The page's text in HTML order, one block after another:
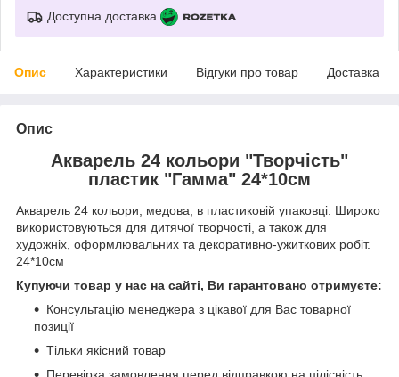
Доступна доставка
Опис Характеристики Відгуки про товар Доставка
Опис
Акварель 24 кольори "Творчість"
пластик "Гамма" 24*10см
Акварель 24 кольори, медова, в пластиковій упаковці. Широко
використовуються для дитячої творчості, а також для
художніх, оформлювальних та декоративно-ужиткових робіт.
24*10см
Купуючи товар у нас на сайті, Ви гарантовано отримуєте:
Консультацію менеджера з цікавої для Вас товарної
позиції
Тільки якісний товар